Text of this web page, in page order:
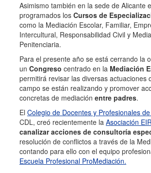
Asimismo también en la sede de Alicante
programados los Cursos de
como la Mediación Escolar, Familiar,
Intercultural, Responsabilidad Civil y
Penitenciaria.
Para el presente año se está cerrando la
un Congreso centrado en la Mediación
permitirá revisar las diversas actuaciones
campo se están realizando y promover
concretas de mediación entre padres.
El Colegio de Docentes y Profesionales
CDL, creó recientemente la Asociación
canalizar acciones de consultoría
resolución de conflictos a través de la
contando para ello con el equipo
Escuela Profesional ProMediación.